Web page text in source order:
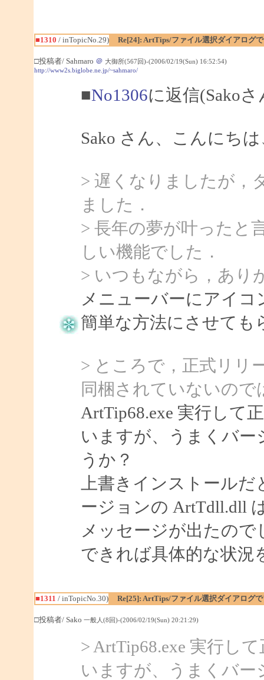
■1310 / inTopicNo.29) Re[24]: ArtTips/ファイル選択ダイアログ
□投稿者/ Sahmaro ＠ 大御所(567回)-(2006/02/19(Sun) 16:52:54)
http://www2s.biglobe.ne.jp/~sahmaro/
■No1306に返信(Sako
Sako さん、こんにちは
> 遅くなりましたが，
ました．
> 長年の夢が叶ったと
しい機能でした．
> いつもながら，あり
メニューバーにアイ
簡単な方法にさせても
> ところで，正式リリ
同梱されていないの
ArtTip68.exe 実行して
いますが、うまくバ
うか？
上書きインストール
ージョンの ArtTdll.dll
メッセージが出たので
できれば具体的な状況
■1311 / inTopicNo.30) Re[25]: ArtTips/ファイル選択ダイアログ
□投稿者/ Sako 一般人(8回)-(2006/02/19(Sun) 20:21:29)
> ArtTip68.exe 実行し
いますが、うまくバ